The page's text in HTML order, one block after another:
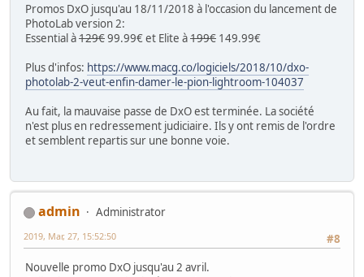
Promos DxO jusqu'au 18/11/2018 à l'occasion du lancement de
PhotoLab version 2:
Essential à129€99.99€ et Elite à199€ 149.99€
Plus d'infos: https://www.macg.co/logiciels/2018/10/dxo-
photolab-2-veut-enfin-damer-le-pion-lightroom-104037
Au fait, la mauvaise passe de DxO est terminée. La société
n'est plus en redressement judiciaire. Ils y ont remis de l'ordre
et semblent repartis sur une bonne voie.
admin
Administrator
#8
2019, Mar, 27, 15:52:50
Nouvelle promo DxO jusqu'au 2 avril.